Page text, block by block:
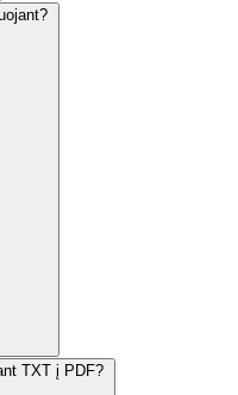
TXT į PDF?